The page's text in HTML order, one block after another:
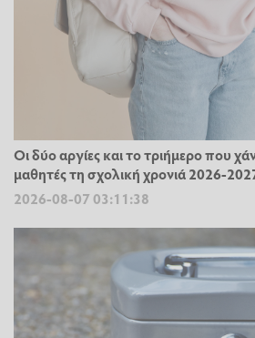
Οι δύο αργίες και το τριήμερο που
μαθητές τη σχολική χρονιά 2026-
2026-08-07 03:11:38